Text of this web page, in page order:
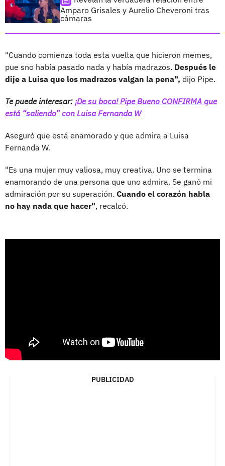
Amparo Grisales y Aurelio Cheveroni tras
cámaras
"Cuando comienza toda esta vuelta que hicieron memes,
pue sno había pasado nada y había madrazos. Después le
dije a Luisa que los madrazos valgan la pena", dijo Pipe.
Te puede interesar: ¡De su boca! Pipe Bueno CONFIRMA que
está “saliendo” con Luisa Fernanda W
Aseguró que está enamorado y que admira a Luisa
Fernanda W.
"Es una mujer muy valiosa, muy creativa. Uno se termina
enamorando de una persona que uno admira. Se ganó mi
admiración por su superación. Cuando el corazón habla
no hay nada que hacer", recalcó.
PUBLICIDAD